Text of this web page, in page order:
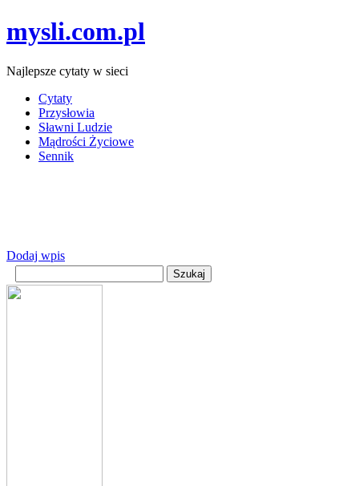
mysli.com.pl
Najlepsze cytaty w sieci
Cytaty
Przysłowia
Sławni Ludzie
Mądrości Życiowe
Sennik
Dodaj wpis